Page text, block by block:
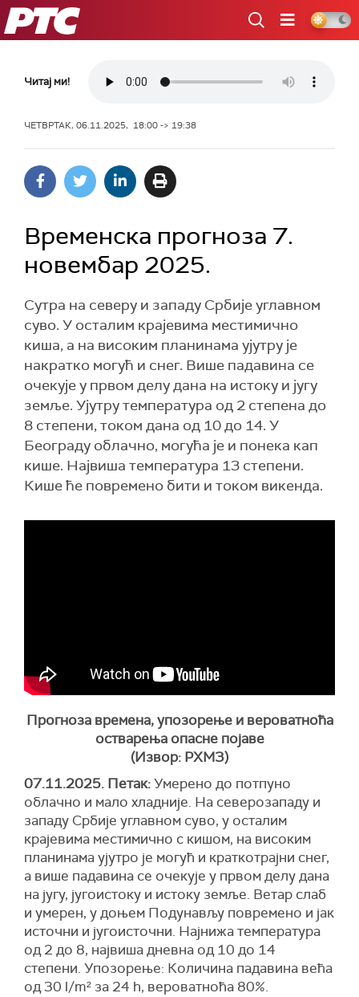
РТС
Читај ми!
ЧЕТВРТАК, 06.11.2025, 18:00 -> 19:38
Временска прогноза 7.
новембар 2025.
Сутра на северу и западу Србије углавном
суво. У осталим крајевима местимично
киша, а на високим планинама ујутру је
накратко могућ и снег. Више падавина се
очекује у првом делу дана на истоку и југу
земље. Ујутру температура од 2 степена до
8 степени, током дана од 10 до 14. У
Београду облачно, могућа је и понека кап
кише. Највиша температура 13 степени.
Кише ће повремено бити и током викенда.
Прогноза времена, упозорење и вероватноћа
остварења опасне појаве
(Извор: РХМЗ)
07.11.2025. Петак:Умерено до потпуно
облачно и мало хладније. На северозападу и
западу Србије углавном суво, у осталим
крајевима местимично с кишом, на високим
планинама ујутро је могућ и краткотрајни снег,
а више падавина се очекује у првом делу дана
на југу, југоистоку и истоку земље. Ветар слаб
и умерен, у доњем Подунављу повремено и јак
источни и југоисточни. Најнижа температура
од 2 до 8, највиша дневна од 10 до 14
степени. Упозорење: Количина падавина већа
од 30 l/m² за 24 h, вероватноћа 80%.